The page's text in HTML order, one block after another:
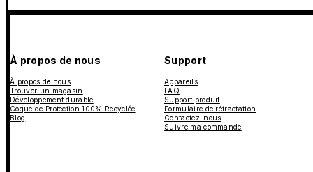
À propos de nous
À propos de nous
Trouver un magasin
Développement durable
Coque de Protection 100% Recyclée
Blog
Support
Appareils
FAQ
Support produit
Formulaire de rétractation
Contactez-nous
Suivre ma commande